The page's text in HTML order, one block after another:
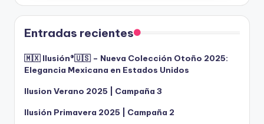
Entradas recientes
🇲🇽 Ilusión®️🇺🇸 – Nueva Colección Otoño 2025:
Elegancia Mexicana en Estados Unidos
Ilusion Verano 2025 | Campaña 3
Ilusión Primavera 2025 | Campaña 2